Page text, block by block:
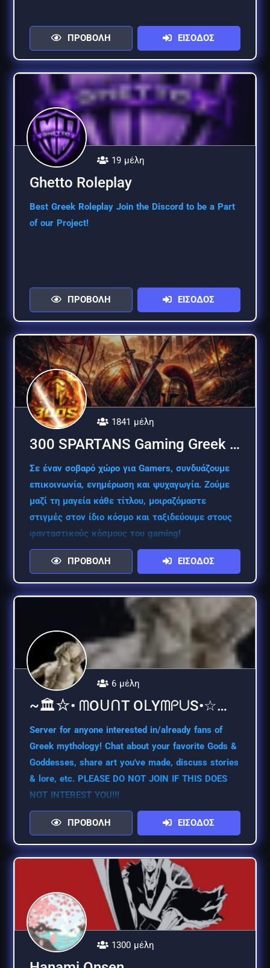
ΠΡΟΒΟΛΗ ΕΙΣΟΔΟΣ
19 μέλη
Ghetto Roleplay
Best Greek Roleplay Join the Discord to be a Part
of our Project!
ΠΡΟΒΟΛΗ ΕΙΣΟΔΟΣ
1841 μέλη
300 SPARTANS Gaming Greek C…
Σε έναν σοβαρό χώρο για Gamers, συνδυάζουμε
επικοινωνία, ενημέρωση και ψυχαγωγία. Ζούμε
μαζί τη μαγεία κάθε τίτλου, μοιραζόμαστε
στιγμές στον ίδιο κόσμο και ταξιδεύουμε στους
φανταστικούς κόσμους του gaming!
ΠΡΟΒΟΛΗ ΕΙΣΟΔΟΣ
6 μέλη
~🏛☆• ᗰOᑌᑎT OᒪYᗰᑭᑌS•☆🏛~
Server for anyone interested in/already fans of
Greek mythology! Chat about your favorite Gods &
Goddesses, share art you've made, discuss stories
& lore, etc. PLEASE DO NOT JOIN IF THIS DOES
NOT INTEREST YOU!!!
ΠΡΟΒΟΛΗ ΕΙΣΟΔΟΣ
1300 μέλη